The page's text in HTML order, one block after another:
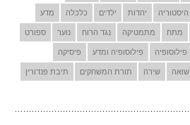
היסטוריה יהדות ילדים כלכלה מדע
מתח מתמטיקה נגד הרוח נוער ספורט
פילוסופיה פילוסופיה ומדע פיסיקה
שואה שירה תורת המשחקים תיבת פנדורין